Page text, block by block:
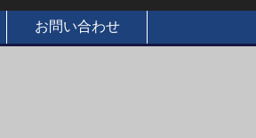
お問い合わせ